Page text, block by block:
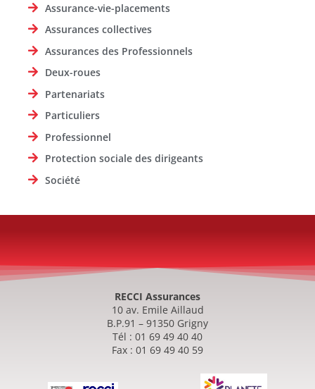
Assurance-vie-placements
Assurances collectives
Assurances des Professionnels
Deux-roues
Partenariats
Particuliers
Professionnel
Protection sociale des dirigeants
Société
RECCI Assurances
10 av. Emile Aillaud
B.P.91 – 91350 Grigny
Tél : 01 69 49 40 40
Fax : 01 69 49 40 59